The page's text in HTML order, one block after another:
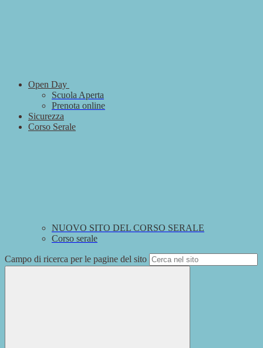
Open Day
Scuola Aperta
Prenota online
Sicurezza
Corso Serale
NUOVO SITO DEL CORSO SERALE
Corso serale
Campo di ricerca per le pagine del sito